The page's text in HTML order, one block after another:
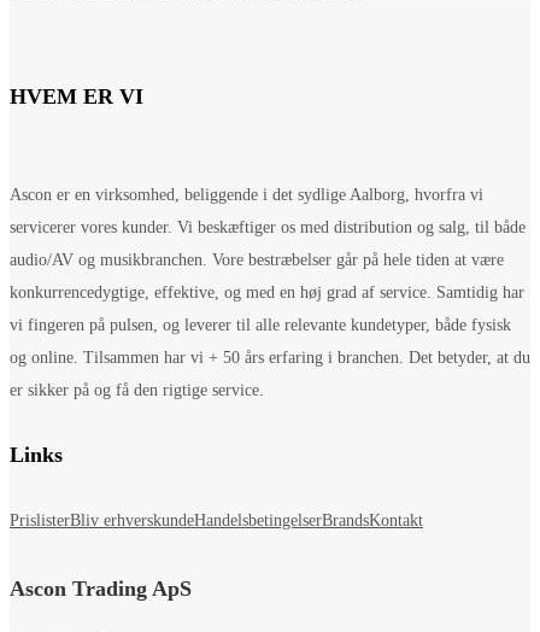
HVEM ER VI
Ascon er en virksomhed, beliggende i det sydlige Aalborg, hvorfra vi
servicerer vores kunder. Vi beskæftiger os med distribution og salg, til både
audio/AV og musikbranchen. Vore bestræbelser går på hele tiden at være
konkurrencedygtige, effektive, og med en høj grad af service. Samtidig har
vi fingeren på pulsen, og leverer til alle relevante kundetyper, både fysisk
og online. Tilsammen har vi + 50 års erfaring i branchen. Det betyder, at du
er sikker på og få den rigtige service.
Links
PrislisterBliv erhverskundeHandelsbetingelserBrandsKontakt
Ascon Trading ApS